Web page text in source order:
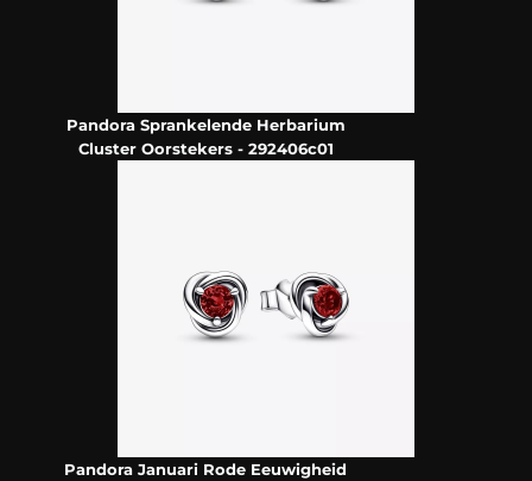
Pandora Sprankelende Herbarium
Cluster Oorstekers - 292406c01
Pandora Januari Rode Eeuwigheid